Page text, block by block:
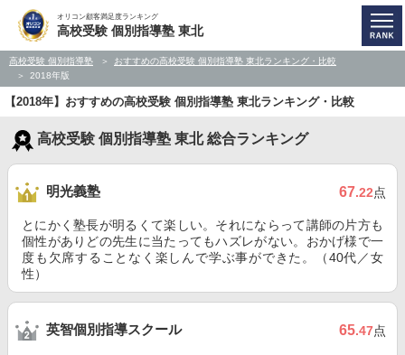
オリコン顧客満足度ランキング
高校受験 個別指導塾 東北
高校受験 個別指導塾
おすすめの高校受験 個別指導塾 東北ランキング・比較
2018年版
【2018年】おすすめの高校受験 個別指導塾 東北ランキング・比較
高校受験 個別指導塾 東北 総合ランキング
明光義塾 67.22点
とにかく塾長が明るくて楽しい。それにならって講師の片方も
個性がありどの先生に当たってもハズレがない。おかげ様で一
度も欠席することなく楽しんで学ぶ事ができた。（40代／女
性）
英智個別指導スクール 65.47点